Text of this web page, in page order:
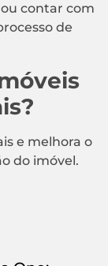
contar com
de
e melhora o
do imóvel.